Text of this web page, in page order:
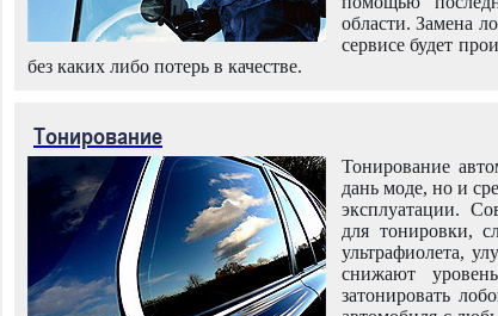
области. Замена
сервисе будет
без каких либо потерь в качестве.
Тонирование
Тонирование
дань моде, но и
эксплуатации.
для тонировки,
ультрафиолета,
снижают
затонировать